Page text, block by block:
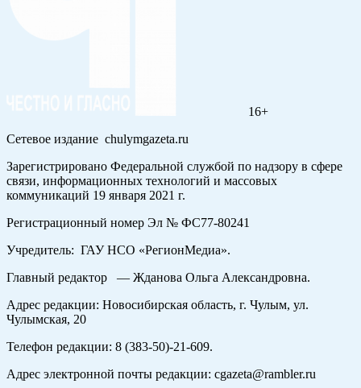
16+
Сетевое издание chulymgazeta.ru
Зарегистрировано Федеральной службой по надзору в сфере
связи, информационных технологий и массовых
коммуникаций 19 января 2021 г.
Регистрационный номер Эл № ФС77-80241
Учредитель: ГАУ НСО «РегионМедиа».
Главный редактор — Жданова Ольга Александровна.
Адрес редакции: Новосибирская область, г. Чулым, ул.
Чулымская, 20
Телефон редакции: 8 (383-50)-21-609.
Адрес электронной почты редакции: cgazeta@rambler.ru